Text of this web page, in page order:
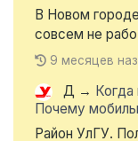
В Новом
совсем не
9 месяцев
Д →
Почему
Район УлГУ.